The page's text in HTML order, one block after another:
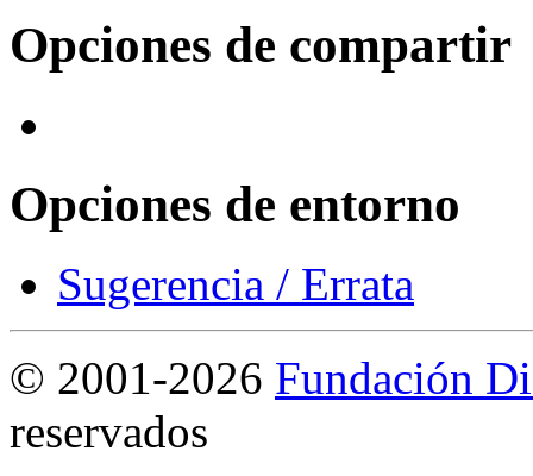
Opciones de compartir
Opciones de entorno
Sugerencia / Errata
© 2001-2026 Fundación
reservados